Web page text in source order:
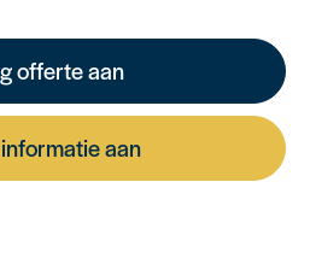
offerte aan
aan